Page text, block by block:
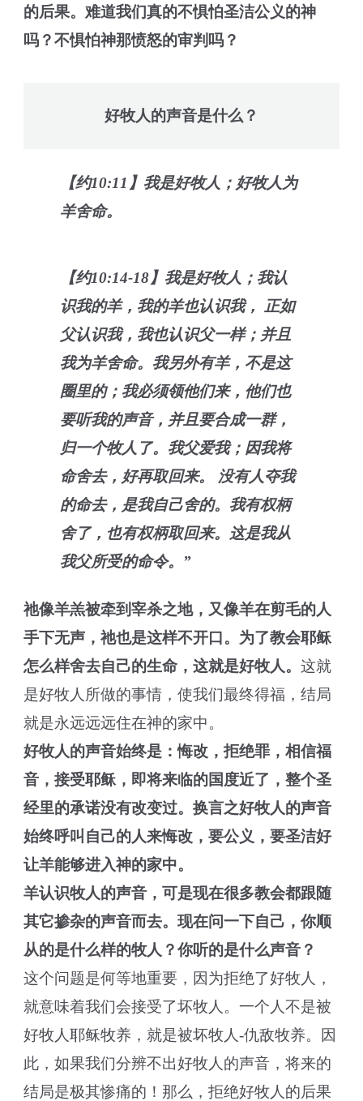
的后果。难道我们真的不惧怕圣洁公义的神
吗？不惧怕神那愤怒的审判吗？
好牧人的声音是什么？
【约10:11】我是好牧人；好牧人为
羊舍命。
【约10:14-18】我是好牧人；我认
识我的羊，我的羊也认识我， 正如
父认识我，我也认识父一样；并且
我为羊舍命。我另外有羊，不是这
圈里的；我必须领他们来，他们也
要听我的声音，并且要合成一群，
归一个牧人了。我父爱我；因我将
命舍去，好再取回来。 没有人夺我
的命去，是我自己舍的。我有权柄
舍了，也有权柄取回来。这是我从
我父所受的命令。”
祂像羊羔被牵到宰杀之地，又像羊在剪毛的人
手下无声，祂也是这样不开口。为了教会耶稣
怎么样舍去自己的生命，这就是好牧人。这就
是好牧人所做的事情，使我们最终得福，结局
就是永远远远住在神的家中。
好牧人的声音始终是：悔改，拒绝罪，相信福
音，接受耶稣，即将来临的国度近了，整个圣
经里的承诺没有改变过。换言之好牧人的声音
始终呼叫自己的人来悔改，要公义，要圣洁好
让羊能够进入神的家中。
羊认识牧人的声音，可是现在很多教会都跟随
其它掺杂的声音而去。现在问一下自己，你顺
从的是什么样的牧人？你听的是什么声音？
这个问题是何等地重要，因为拒绝了好牧人，
就意味着我们会接受了坏牧人。一个人不是被
好牧人耶稣牧养，就是被坏牧人-仇敌牧养。因
此，如果我们分辨不出好牧人的声音，将来的
结局是极其惨痛的！那么，拒绝好牧人的后果